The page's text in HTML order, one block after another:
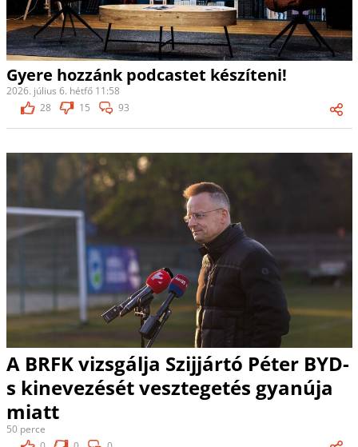
Gyere hozzánk podcastet készíteni!
2026. július 6. hétfő 11:58
28
15 93
A BRFK vizsgálja Szijjártó Péter BYD-
s kinevezését vesztegetés gyanúja
miatt
50 perce